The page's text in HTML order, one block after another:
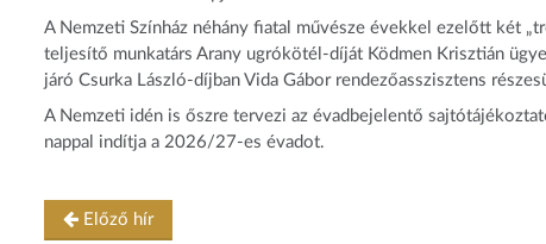
A Nemzeti Színház néhány fiatal művésze évekkel ezelőtt két
teljesítő munkatárs Arany ugrókötél-díját Ködmen Krisztián
járó Csurka László-díjban Vida Gábor rendezőasszisztens
A Nemzeti idén is őszre tervezi az évadbejelentő
nappal indítja a 2026/27-es évadot.
Előző hír